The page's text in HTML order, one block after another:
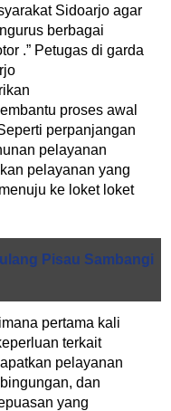
Sidoarjo agar
berbagai
.” Petugas di garda
proses awal
perpanjangan
pelayanan
pelayanan yang
ke loket loket
Pisau Sambangi
pertama kali
terkait
pelayanan
dan
yang